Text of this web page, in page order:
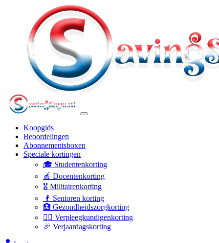
Koopgids
Beoordelingen
Abonnementsboxen
Speciale kortingen
🎓 Studentenkorting
🍎 Docentenkorting
🎖️ Militairenkorting
👴 Senioren korting
🏥 Gezondheidszorgkorting
👩‍⚕️ Verpleegkundigenkorting
🎉 Verjaardagskorting